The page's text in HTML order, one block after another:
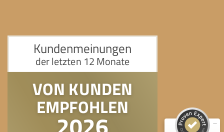
Kundenbewertungen und Erfahrungen zu
Matthias Köhler I Trauerredner
4,98 / 5,00
160